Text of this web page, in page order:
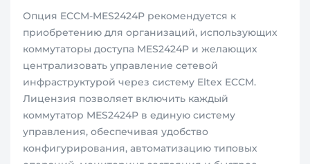
Опция ECCM-MES2424P рекомендуется к
приобретению для организаций, использующих
коммутаторы доступа MES2424P и желающих
централизовать управление сетевой
инфраструктурой через систему Eltex ECCM.
Лицензия позволяет включить каждый
коммутатор MES2424P в единую систему
управления, обеспечивая удобство
конфигурирования, автоматизацию типовых